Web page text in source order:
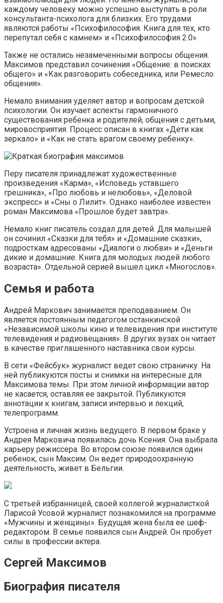
каждому человеку можно успешно выступать в роли
консультанта-психолога для близких. Его трудами
являются работы «Психофилософия. Книга для тех, кто
перепутал себя с камнем» и «Психофилософия 2.0».
Также не остались незамеченными вопросы общения.
Максимов представил сочинения «Общение: в поисках
общего» и «Как разговорить собеседника, или Ремесло
общения».
Немало внимания уделяет автор и вопросам детской
психологии. Он изучает аспекты гармоничного
существования ребенка и родителей, общения с детьми,
мировосприятия. Процесс описан в книгах «Дети как
зеркало» и «Как не стать врагом своему ребенку».
Перу писателя принадлежат художественные
произведения «Карма», «Исповедь уставшего
грешника», «Про любовь и нелюбовь», «Деловой
экспресс» и «Сны о Лилит». Однако наиболее известен
роман Максимова «Прошлое будет завтра».
Немало книг писатель создал для детей. Для малышей
он сочинил «Сказки для тебя» и «Домашние сказки»,
подросткам адресованы «Диалоги о любви» и «Деньги
дикие и домашние: Книга для молодых людей любого
возраста». Отдельной серией вышел цикл «Многослов».
Семья и работа
Андрей Маркович занимается преподаванием. Он
является постоянным педагогом останкинской
«Независимой школы кино и телевидения при институте
телевидения и радиовещания». В других вузах он читает
в качестве приглашенного наставника свои курсы.
В сети «Фейсбук» журналист ведет свою страничку. На
ней публикуются посты и снимки на интересные для
Максимова темы. При этом личной информации автор
не касается, оставляя ее закрытой. Публикуются
аннотации к книгам, записи интервью и лекций,
телепрограмм.
Устроена и личная жизнь ведущего. В первом браке у
Андрея Марковича появилась дочь Ксения. Она выбрала
карьеру режиссера. Во втором союзе появился один
ребенок, сын Максим. Он ведет природоохранную
деятельность, живет в Бельгии.
С третьей избранницей, своей коллегой журналисткой
Ларисой Усовой журналист познакомился на программе
«Мужчины и женщины». Будущая жена была ее шеф-
редактором. В семье появился сын Андрей. Он пробует
силы в профессии актера.
Сергей Максимов
Биография писателя